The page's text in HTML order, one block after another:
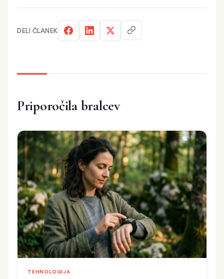
DELI ČLANEK
Priporočila bralcev
TEHNOLOGIJA